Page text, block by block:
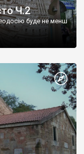
Ч.2
буде не менш